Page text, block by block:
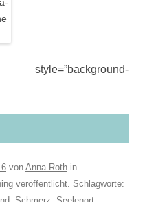
style=”background-
von Anna Roth in
veröffentlicht. Schlagworte: